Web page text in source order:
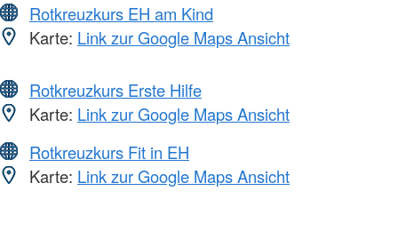
Rotkreuzkurs EH am Kind
Karte: Link zur Google Maps Ansicht
Rotkreuzkurs Erste Hilfe
Karte: Link zur Google Maps Ansicht
Rotkreuzkurs Fit in EH
Karte: Link zur Google Maps Ansicht